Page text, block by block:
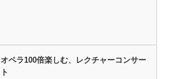
オペラ100倍楽しむ、レクチャーコンサー
ト